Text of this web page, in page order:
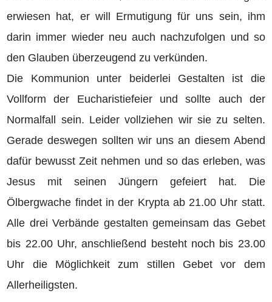
erwiesen hat, er will Ermutigung für uns sein, ihm
darin immer wieder neu auch nachzufolgen und so
den Glauben überzeugend zu verkünden.
Die Kommunion unter beiderlei Gestalten ist die
Vollform der Eucharistiefeier und sollte auch der
Normalfall sein. Leider vollziehen wir sie zu selten.
Gerade deswegen sollten wir uns an diesem Abend
dafür bewusst Zeit nehmen und so das erleben, was
Jesus mit seinen Jüngern gefeiert hat. Die
Ölbergwache findet in der Krypta ab 21.00 Uhr statt.
Alle drei Verbände gestalten gemeinsam das Gebet
bis 22.00 Uhr, anschließend besteht noch bis 23.00
Uhr die Möglichkeit zum stillen Gebet vor dem
Allerheiligsten.